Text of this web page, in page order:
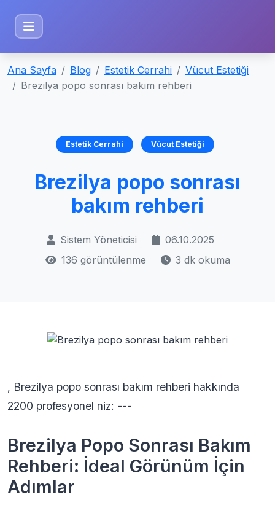
Ana Sayfa Blog Estetik Cerrahi
Vücut Estetiği
Brezilya popo sonrası bakım rehberi
Estetik Cerrahi Vücut Estetiği
Brezilya popo sonrası
bakım rehberi
Sistem Yöneticisi
06.10.2025
136 görüntülenme
3 dk okuma
, Brezilya popo sonrası bakım rehberi hakkında
2200 profesyonel niz: ---
Brezilya Popo Sonrası Bakım
Rehberi: İdeal Görünüm İçin
Adımlar